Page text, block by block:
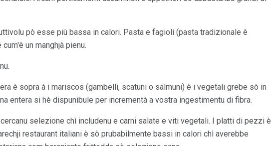
pò esse più bassa in calori. Pasta e fagioli (pasta tradizionale è
un manghjà pienu.
è sopra à i mariscos (gambelli, scatuni o salmuni) è i vegetali grebe sò in
entera si hè dispunibule per incrementà a vostra ingestimentu di fibra.
selezione chì includenu e carni salate e viti vegetali. I platti di pezzi è
restaurant italiani è sò prubabilmente bassi in calori chì averebbe